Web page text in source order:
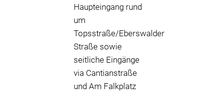
Haupteingang rund
um
Topsstraße/Eberswalder
Straße sowie
seitliche Eingänge
via Cantianstraße
und Am Falkplatz